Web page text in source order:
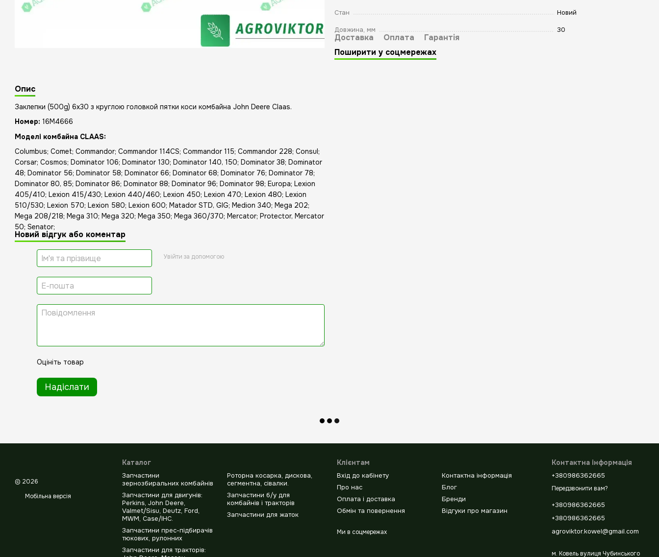
Опис
Заклeпки (500g) 6x30 з круглою головкой пятки коси комбайна John Deere Claas.
Номер: 16M4666
Моделі комбайна CLAAS:
Columbus; Comet; Commandor; Commandor 114CS; Commandor 115; Commandor 228; Consul;
Corsar; Cosmos; Dominator 106; Dominator 130; Dominator 140, 150; Dominator 38; Dominator
48; Dominator 56; Dominator 58; Dominator 66; Dominator 68; Dominator 76; Dominator 78;
Dominator 80, 85; Dominator 86; Dominator 88; Dominator 96; Dominator 98; Europa; Lexion
405/410; Lexion 415/430; Lexion 440/460; Lexion 450; Lexion 470; Lexion 480; Lexion
510/530; Lexion 570; Lexion 580; Lexion 600; Matador STD, GIG; Medion 340; Mega 202;
Mega 208/218; Mega 310; Mega 320; Mega 350; Mega 360/370; Mercator; Protector, Mercator
50; Senator;
Новий відгук або коментар
Увійти за допомогою
Оцініть товар
Надіслати
Стан Новий
Довжина, мм 30
Доставка Оплата
Гарантія
Поширити у соцмережах
© 2026
Мобільна версія
Каталог
Запчастини
зернозбиральних комбайнів
Запчастини для двигунів:
Perkins, John Deere,
Valmet/Sisu, Deutz, Ford,
MWM, Case/IHC.
Запчастини прес-підбирачів
тюкових, рулонних
Запчастини для тракторів:
Роторна косарка, дискова,
сегментна, сівалки.
Запчастини б/у для
комбайнів і тракторів
Запчастини для жаток
Клієнтам
Вхід до кабінету
Про нас
Оплата і доставка
Обмін та повернення
Контактна інформація
Блог
Бренди
Відгуки про магазин
Ми в соцмережах
Контактна інформація
+380986362665
Передзвонити вам?
+380986362665
+380986362665
agroviktor.kowel@gmail.com
м. Ковель вулиця Чубинського